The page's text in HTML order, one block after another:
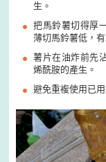
生。
把馬鈴薯切得厚
薄切馬鈴薯低，
薯片在油炸前先
烯酰胺的產生。
避免重複使用已